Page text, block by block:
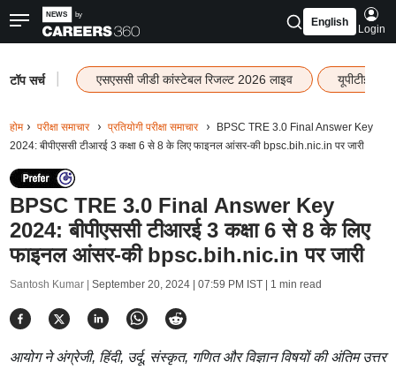
English
Login
टॉप सर्च एसएससी जीडी कांस्टेबल रिजल्ट 2026 लाइव यूपीटीईटी
होम परीक्षा समाचार प्रतियोगी परीक्षा समाचार
BPSC TRE 3.0 Final Answer Key
2024: बीपीएससी टीआरई 3 कक्षा 6 से 8 के लिए फाइनल आंसर-की bpsc.bih.nic.in पर जारी
BPSC TRE 3.0 Final Answer Key
2024: बीपीएससी टीआरई 3 कक्षा 6 से 8 के लिए
फाइनल आंसर-की bpsc.bih.nic.in पर जारी
Santosh Kumar | September 20, 2024 | 07:59 PM IST| 1 min read
आयोग ने अंग्रेजी, हिंदी, उर्दू, संस्कृत, गणित और विज्ञान विषयों की अंतिम उत्तर